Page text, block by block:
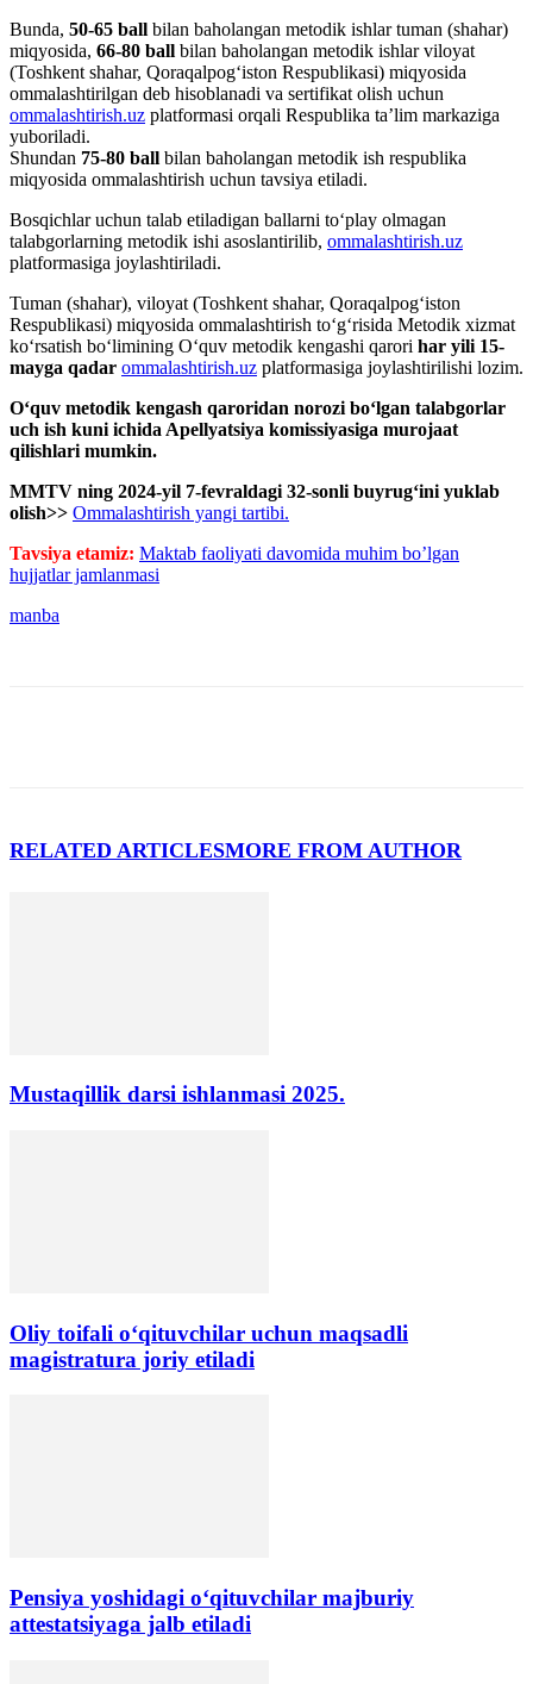
Bunda, 50-65 ball bilan baholangan metodik ishlar tuman (shahar)
miqyosida, 66-80 ball bilan baholangan metodik ishlar viloyat
(Toshkent shahar, Qoraqalpogʻiston Respublikasi) miqyosida
ommalashtirilgan deb hisoblanadi va sertifikat olish uchun
ommalashtirish.uz platformasi orqali Respublika taʼlim markaziga
yuboriladi.
Shundan 75-80 ball bilan baholangan metodik ish respublika
miqyosida ommalashtirish uchun tavsiya etiladi.
Bosqichlar uchun talab etiladigan ballarni toʻplay olmagan
talabgorlarning metodik ishi asoslantirilib, ommalashtirish.uz
platformasiga joylashtiriladi.
Tuman (shahar), viloyat (Toshkent shahar, Qoraqalpogʻiston
Respublikasi) miqyosida ommalashtirish toʻgʻrisida Metodik xizmat
koʻrsatish boʻlimining Oʻquv metodik kengashi qarori har yili 15-
mayga qadar ommalashtirish.uz platformasiga joylashtirilishi lozim.
Oʻquv metodik kengash qaroridan norozi boʻlgan talabgorlar
uch ish kuni ichida Apellyatsiya komissiyasiga murojaat
qilishlari mumkin.
MMTV ning 2024-yil 7-fevraldagi 32-sonli buyrug‘ini yuklab
olish>> Ommalashtirish yangi tartibi.
Tavsiya etamiz: Maktab faoliyati davomida muhim bo’lgan
hujjatlar jamlanmasi
manba
RELATED ARTICLESMORE FROM AUTHOR
Mustaqillik darsi ishlanmasi 2025.
Oliy toifali o‘qituvchilar uchun maqsadli
magistratura joriy etiladi
Pensiya yoshidagi oʻqituvchilar majburiy
attestatsiyaga jalb etiladi